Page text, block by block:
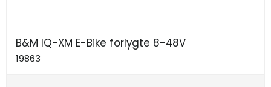
B&M IQ-XM E-Bike forlygte 8-48V
19863